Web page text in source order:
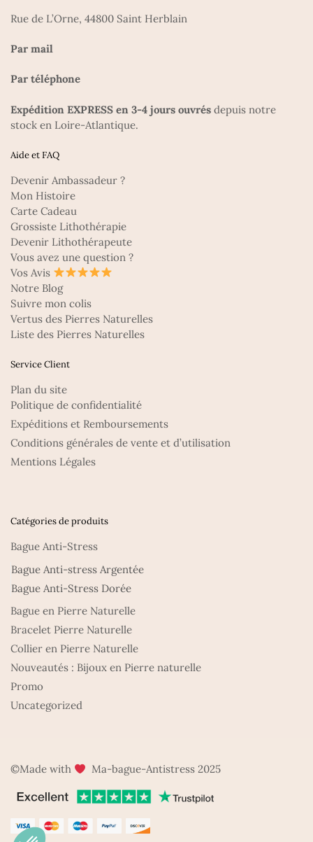
Rue de L’Orne, 44800 Saint Herblain
Par mail
Par téléphone
Expédition EXPRESS en 3-4 jours ouvrés depuis notre
stock en Loire-Atlantique.
Aide et FAQ
Devenir Ambassadeur ?
Mon Histoire
Carte Cadeau
Grossiste Lithothérapie
Devenir Lithothérapeute
Vous avez une question ?
Vos Avis
Notre Blog
Suivre mon colis
Vertus des Pierres Naturelles
Liste des Pierres Naturelles
Service Client
Plan du site
Politique de confidentialité
Expéditions et Remboursements
Conditions générales de vente et d’utilisation
Mentions Légales
Catégories de produits
Bague Anti-Stress
Bague Anti-stress Argentée
Bague Anti-Stress Dorée
Bague en Pierre Naturelle
Bracelet Pierre Naturelle
Collier en Pierre Naturelle
Nouveautés : Bijoux en Pierre naturelle
Promo
Uncategorized
©Made with Ma-bague-Antistress 2025